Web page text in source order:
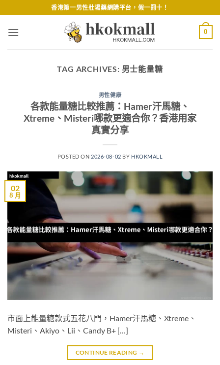
to
content
香港第一男性壯陽藥網購平台，假一罰十！
0
TAG ARCHIVES: 男士能量糖
男性健康
各款能量糖比較推薦：Hamer汗馬糖、
Xtreme、Misteri哪款更適合你？香港用家
真實分享
POSTED ON 2026-08-02 BY HKOKMALL
02
8 月
市面上能量糖款式五花八門，Hamer汗馬糖、Xtreme、
Misteri、Akiyo、Lii、Candy B+ […]
CONTINUE READING →